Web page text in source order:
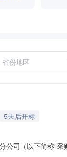
省份地区
5天后开标
司（以下简称“采